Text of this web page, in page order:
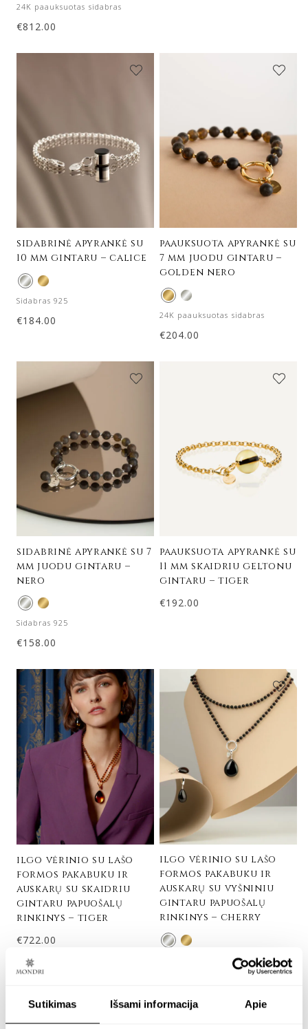
Sutikimas Išsami informacija Apie
24K paauksuotas sidabras
€812.00
sidabrinė apyrankė su
10 mm gintaru – calice
Sidabras 925
€184.00
paauksuota apyrankė su
7 mm juodu gintaru –
golden nero
24K paauksuotas sidabras
€204.00
sidabrinė apyrankė su 7
mm juodu gintaru –
nero
Sidabras 925
€158.00
paauksuota apyrankė su
11 mm skaidriu geltonu
gintaru – tiger
€192.00
ilgo vėrinio su lašo
formos pakabuku ir
auskarų su skaidriu
gintaru papuošalų
rinkinys – tiger
€722.00
ilgo vėrinio su lašo
formos pakabuku ir
auskarų su vyšniniu
gintaru papuošalų
rinkinys – cherry